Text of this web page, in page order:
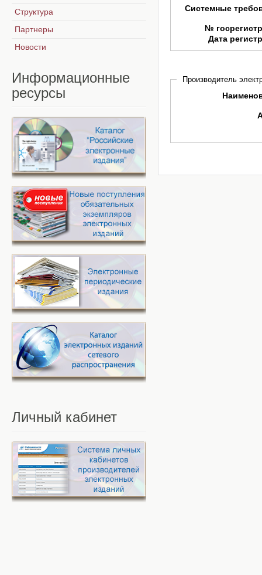
Системные
№
Дата
Производитель
Структура
Партнеры
Новости
Информационные
ресурсы
Личный кабинет